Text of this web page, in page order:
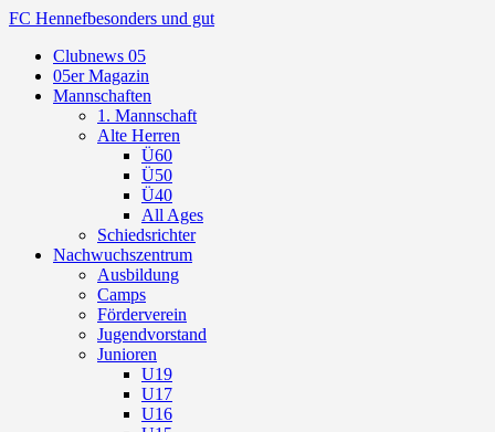
FC Hennefbesonders und gut
Clubnews 05
05er Magazin
Mannschaften
1. Mannschaft
Alte Herren
Ü60
Ü50
Ü40
All Ages
Schiedsrichter
Nachwuchszentrum
Ausbildung
Camps
Förderverein
Jugendvorstand
Junioren
U19
U17
U16